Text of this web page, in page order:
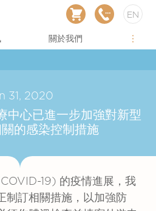
EN
關於我們
31, 2020
中心已進一步加強對新型
的感染控制措施
19) 的疫情進展，我
制訂相關措施，以加強防